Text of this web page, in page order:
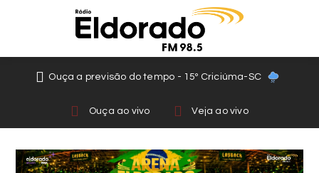
Ouça a previsão do tempo - 15º Criciúma-SC
Ouça ao vivo Veja ao vivo